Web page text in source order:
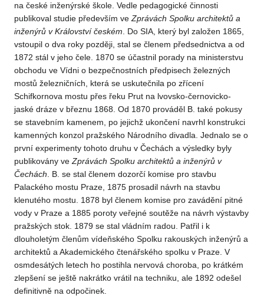
na české inženýrské škole. Vedle pedagogické činnosti
publikoval studie především ve Zprávách Spolku architektů a
inženýrů v Království českém . Do SIA, který byl založen 1865,
vstoupil o dva roky později, stal se členem předsednictva a od
1872 stál v jeho čele. 1870 se účastnil porady na ministerstvu
obchodu ve Vídni o bezpečnostních předpisech železných
mostů železničních, která se uskutečnila po zřícení
Schifkornova mostu přes řeku Prut na lvovsko-černovicko-
jaské dráze v březnu 1868. Od 1870 prováděl B. také pokusy
se stavebním kamenem, po jejichž ukončení navrhl konstrukci
kamenných konzol pražského Národního divadla. Jednalo se o
první experimenty tohoto druhu v Čechách a výsledky byly
publikovány ve Zprávách Spolku architektů a inženýrů v
Čechách . B. se stal členem dozorčí komise pro stavbu
Palackého mostu Praze, 1875 prosadil návrh na stavbu
klenutého mostu. 1878 byl členem komise pro zavádění pitné
vody v Praze a 1885 poroty veřejné soutěže na návrh výstavby
pražských stok. 1879 se stal vládním radou. Patřil i k
dlouholetým členům vídeňského Spolku rakouských inženýrů a
architektů a Akademického čtenářského spolku v Praze. V
osmdesátých letech ho postihla nervová choroba, po krátkém
zlepšení se ještě nakrátko vrátil na techniku, ale 1892 odešel
definitivně na odpočinek.